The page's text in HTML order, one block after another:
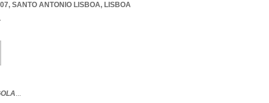
, SANTO ANTONIO LISBOA, LISBOA
...